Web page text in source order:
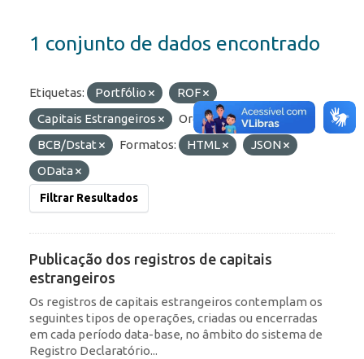
1 conjunto de dados encontrado
Etiquetas: Portfólio
ROF
Capitais Estrangeiros
Organizações:
BCB/Dstat
Formatos: HTML
JSON
OData
Filtrar Resultados
Publicação dos registros de capitais
estrangeiros
Os registros de capitais estrangeiros contemplam os
seguintes tipos de operações, criadas ou encerradas
em cada período data-base, no âmbito do sistema de
Registro Declaratório...